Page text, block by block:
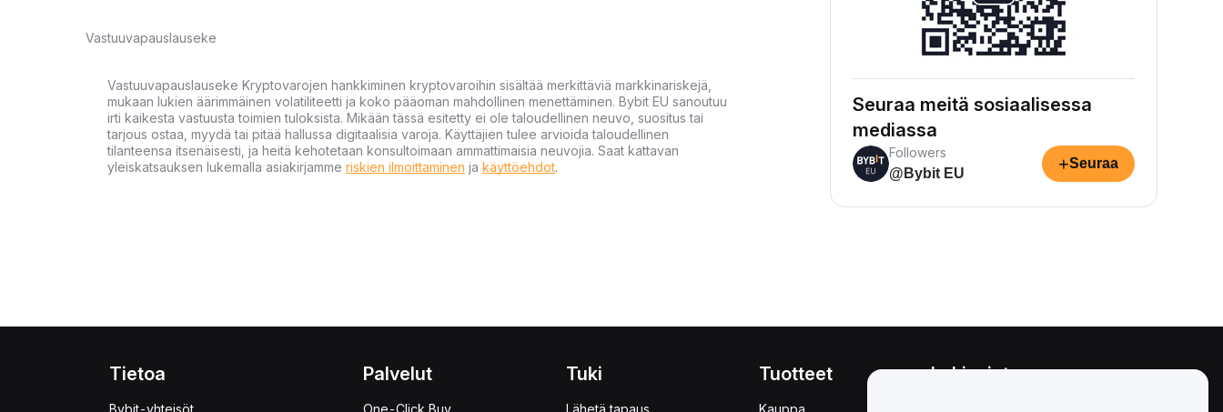
Vastuuvapauslauseke
Vastuuvapauslauseke Kryptovarojen hankkiminen kryptovaroihin sisältää merkittäviä markkinariskejä,
mukaan lukien äärimmäinen volatiliteetti ja koko pääoman mahdollinen menettäminen. Bybit EU sanoutuu
irti kaikesta vastuusta toimien tuloksista. Mikään tässä esitetty ei ole taloudellinen neuvo, suositus tai
tarjous ostaa, myydä tai pitää hallussa digitaalisia varoja. Käyttäjien tulee arvioida taloudellinen
tilanteensa itsenäisesti, ja heitä kehotetaan konsultoimaan ammattimaisia neuvojia. Saat kattavan
yleiskatsauksen lukemalla asiakirjamme riskien ilmoittaminen ja käyttöehdot.
Seuraa meitä sosiaalisessa
mediassa
Followers
@Bybit EU
+Seuraa
Tietoa
Bybit-yhteisöt
Palvelut
One-Click Buy
Tuki
Lähetä tapaus
Tuotteet
Kauppa
Lakiasiat